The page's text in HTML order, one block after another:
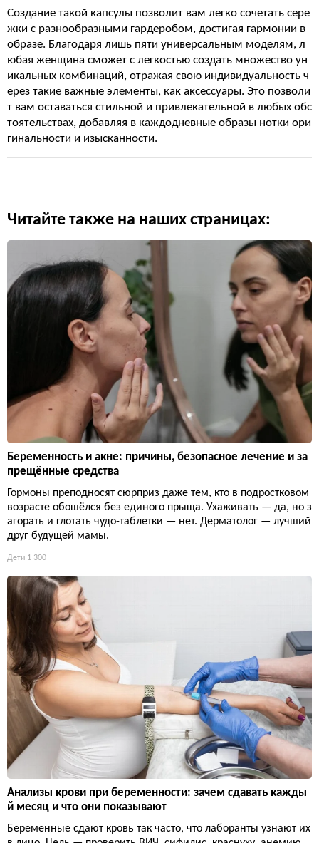
Создание такой капсулы позволит вам легко сочетать сере
жки с разнообразными гардеробом, достигая гармонии в
образе. Благодаря лишь пяти универсальным моделям, л
юбая женщина сможет с легкостью создать множество ун
икальных комбинаций, отражая свою индивидуальность ч
ерез такие важные элементы, как аксессуары. Это позволи
т вам оставаться стильной и привлекательной в любых обс
тоятельствах, добавляя в каждодневные образы нотки ори
гинальности и изысканности.
Читайте также на наших страницах:
Беременность и акне: причины, безопасное лечение и за
прещённые средства
Гормоны преподносят сюрприз даже тем, кто в подростковом
возрасте обошёлся без единого прыща. Ухаживать — да, но з
агорать и глотать чудо-таблетки — нет. Дерматолог — лучший
друг будущей мамы.
Дети 1 300
Анализы крови при беременности: зачем сдавать кажды
й месяц и что они показывают
Беременные сдают кровь так часто, что лаборанты узнают их